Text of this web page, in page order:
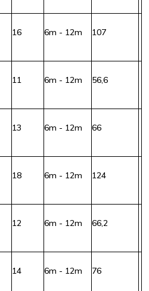
16 6m - 12m 107
11 6m - 12m 56,6
13 6m - 12m 66
18 6m - 12m 124
12 6m - 12m 66,2
14 6m - 12m 76